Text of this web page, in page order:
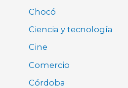
Chocó
Ciencia y tecnología
Cine
Comercio
Córdoba